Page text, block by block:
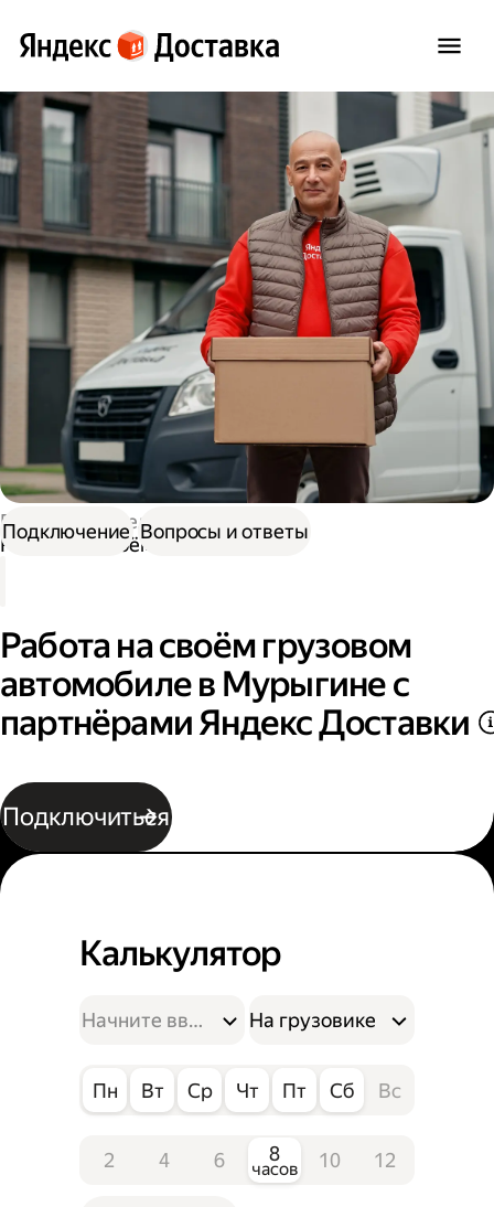
Работа водителем
Работа на своём грузовом авто
Работа на своём грузовом
автомобиле в Мурыгине с
партнёрами Яндекс Доставки
Подключиться
Подключение Вопросы и ответы
Калькулятор
На грузовике
Пн Вт Ср Чт Пт Сб Вс
2 4 6 8
часов 10 12